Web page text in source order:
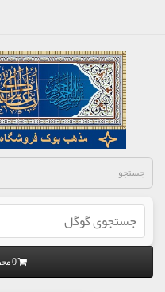
0 محصول - 0 تومان